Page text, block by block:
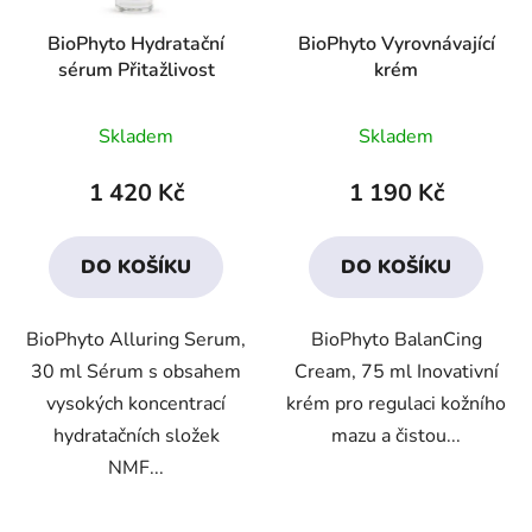
BioPhyto Hydratační
sérum Přitažlivost
hodnocení
produktu
4,1
z
hvězdiček.
Skladem
1 420 Kč
DO KOŠÍKU
BioPhyto Alluring Serum,
30 ml Sérum s obsahem
vysokých koncentrací
hydratačních složek
NMF...
BioPhyto Vyrovnávající
krém
hodnocení
produktu
3,8
z
hvězdiček.
Skladem
1 190 Kč
DO KOŠÍKU
BioPhyto BalanCing
Cream, 75 ml Inovativní
krém pro regulaci kožního
mazu a čistou...